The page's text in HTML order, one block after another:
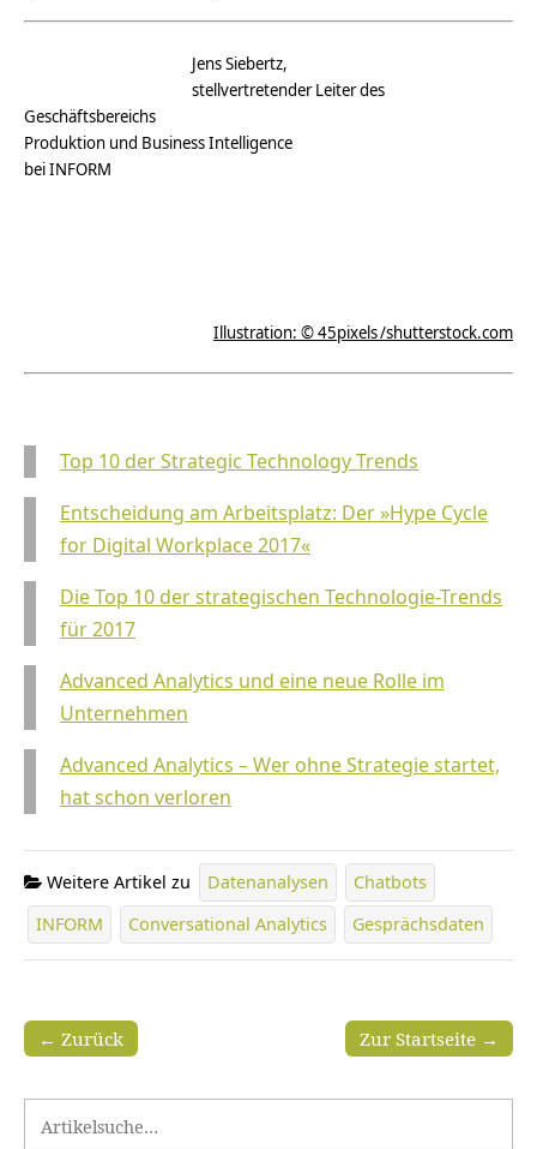
Jens Siebertz,
stellvertretender Leiter des
Geschäftsbereichs
Produktion und Business Intelligence
bei INFORM
Illustration: © 45pixels /shutterstock.com
Top 10 der Strategic Technology Trends
Entscheidung am Arbeitsplatz: Der »Hype Cycle
for Digital Workplace 2017«
Die Top 10 der strategischen Technologie-Trends
für 2017
Advanced Analytics und eine neue Rolle im
Unternehmen
Advanced Analytics – Wer ohne Strategie startet,
hat schon verloren
Weitere Artikel zu Datenanalysen
Chatbots
INFORM
Conversational Analytics Gesprächsdaten
Zur Startseite →
← Zurück